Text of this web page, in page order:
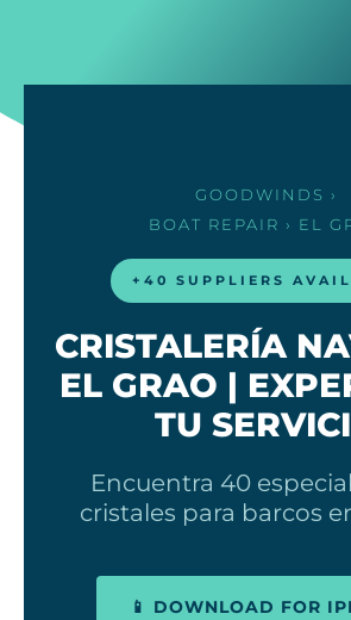
GOODWINDS ›
BOAT REPAIR › EL
+40 SUPPLIERS
CRISTALERÍA
EL GRAO |
TU
Encuentra 40
cristales para barcos
📱 DOWNLOAD FOR